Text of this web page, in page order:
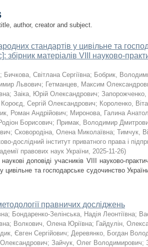
author, creator and subject.
стандартів у цивільне та
збірник матеріалів VIIІ науково-
; Бичкова, Світлана Сергіївна; Бобрик,
Львович; Гетманцев, Максим
; Заіка, Юрій Олександрович; Запорожченко,
Короєд, Сергій Олександрович; Короленко,
Роман Андрійович; Миронова, Галина
Борисович; Примак, Володимир
; Сковородіна, Олена Миколаївна; Тимчук,
дослідний інститут приватного права і
правових наук України, 2025-11-26)
доповіді учасників VIIІ науково-
цивільне та господарське судочинство
правничих досліджень
; Бондаренко-Зелінська, Надія Леонтіївна;
; Волкович, Олена Юріївна; Гайдулін,
Євген Сергійович; Деревянко, Богдан
; Зайчук, Олег Володимирович;